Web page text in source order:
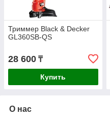
Триммер Black & Decker
GL360SB-QS
28 600 ₸
Купить
О нас